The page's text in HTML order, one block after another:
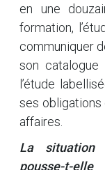
en une
formation,
communiquer
son
l’étude
ses
affaires.
La situation
pousse-t-